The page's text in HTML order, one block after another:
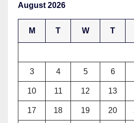
August 2026
M T W T
3 4 5 6
10 11 12 13
17 18 19 20